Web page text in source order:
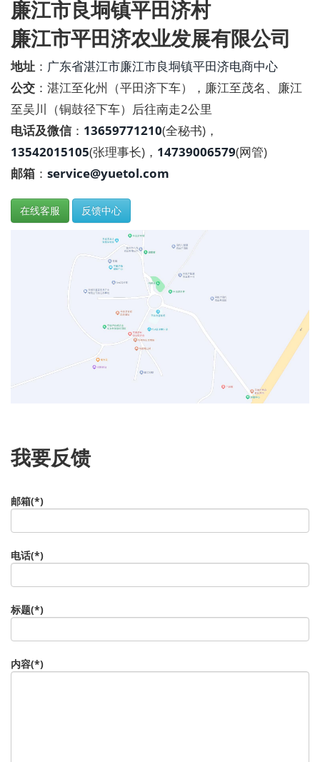
廉江市良垌镇平田济村
廉江市平田济农业发展有限公司
地址 ： 广东省湛江市廉江市良垌镇平田济电商中心
公交 ：湛江至化州（平田济下车），廉江至茂名、廉江
至吴川（铜鼓径下车）后往南走2公里
电话及微信： 13659771210(全秘书)，
13542015105(张理事长)， 14739006579(网管)
邮箱 ： service@yuetol.com
在线客服 反馈中心
我要反馈
邮箱(*)
电话(*)
标题(*)
内容(*)